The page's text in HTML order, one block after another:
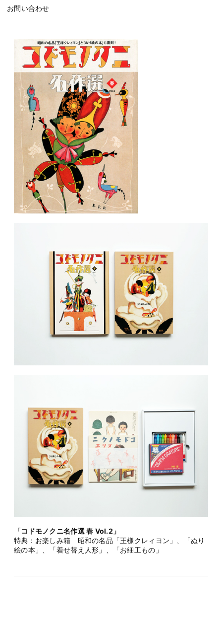
お問い合わせ
「コドモノクニ名作選 春 Vol.2」
特典：お楽しみ箱 昭和の名品「王様クレィヨン」、「ぬり
絵の本」、「着せ替え人形」、「お細工もの」